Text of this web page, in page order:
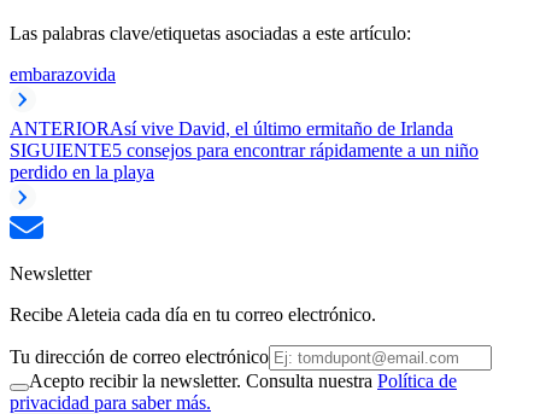
Las palabras clave/etiquetas asociadas a este artículo:
embarazovida
ANTERIORAsí vive David, el último ermitaño de Irlanda
SIGUIENTE5 consejos para encontrar rápidamente a un niño
perdido en la playa
Newsletter
Recibe Aleteia cada día en tu correo electrónico.
Tu dirección de correo electrónico
Acepto recibir la newsletter. Consulta nuestra Política de
privacidad para saber más.